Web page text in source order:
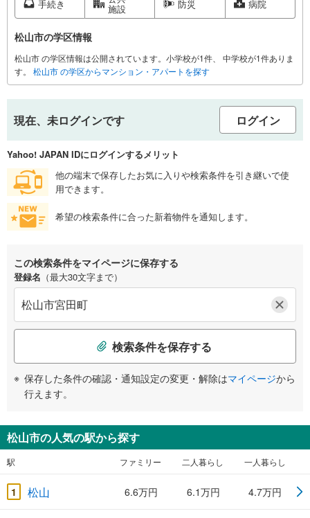
手続き 施設 防災 病院
松山市の学区情報
松山市 の学区情報は公開されています。小学校が1件、 中学校が1件ありま
す。
松山市 の学区からマンション・アパートを探す
現在、未ログインです ログイン
Yahoo! JAPAN IDにログインするメリット
他の端末で保存したお気に入りや検索条件を引き継いで使
用できます。
希望の検索条件に合った新着物件を通知します。
この検索条件をマイページに保存する
登録名 （最大30文字まで）
検索条件を保存する
保存した条件の確認・通知設定の変更・解除はマイページから
行えます。
松山市の人気の駅から探す
駅 ファミリー 二人暮らし 一人暮らし
1 松山 6.6万円 6.1万円 4.7万円